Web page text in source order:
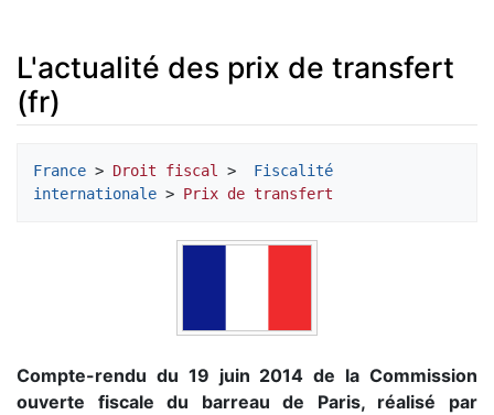
L'actualité des prix de transfert
(fr)
France > Droit fiscal >
Fiscalité
internationale > Prix de transfert
Compte-rendu du 19 juin 2014 de la Commission
ouverte fiscale du barreau de Paris, réalisé par